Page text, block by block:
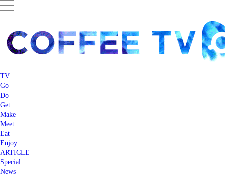
TV
Go
Do
Get
Make
Meet
Eat
Enjoy
ARTICLE
Special
News